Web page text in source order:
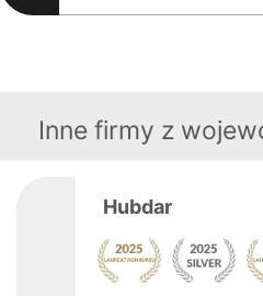
Inne firmy z
Hubdar